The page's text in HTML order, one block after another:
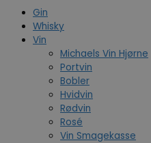
Gin
Whisky
Vin
Michaels Vin Hjørne
Portvin
Bobler
Hvidvin
Rødvin
Rosé
Vin Smagekasse